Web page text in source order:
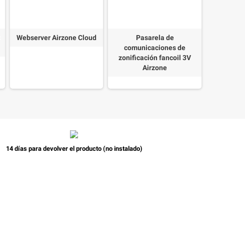
Webserver Airzone Cloud
Pasarela de
comunicaciones de
zonificación fancoil 3V
Airzone
14 días para devolver el producto (no instalado)